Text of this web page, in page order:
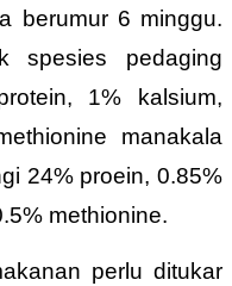
berumur 6 minggu.
spesies pedaging
1% kalsium,
manakala
24% proein, 0.85%
methionine.
perlu ditukar